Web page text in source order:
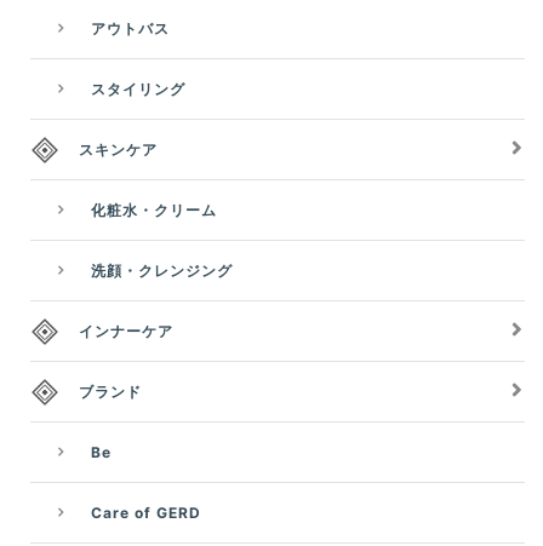
アウトバス
スタイリング
スキンケア
化粧水・クリーム
洗顔・クレンジング
インナーケア
ブランド
Be
Care of GERD